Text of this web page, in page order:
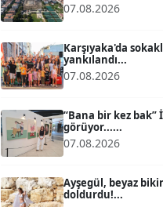
BÜLENT
MERT ERBOY
B
07.08.2026
Karşıyaka'da
yankılandı...
07.08.2026
“Bana bir kez
görüyor......
07.08.2026
Ayşegül, beyaz
doldurdu!...